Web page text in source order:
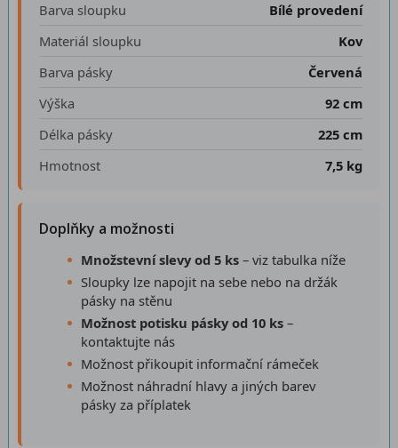
Barva sloupku
Bílé provedení
Materiál sloupku
Kov
Barva pásky
Červená
Výška
92 cm
Délka pásky
225 cm
Hmotnost
7,5 kg
Doplňky a možnosti
Množstevní slevy od 5 ks – viz tabulka níže
Sloupky lze napojit na sebe nebo na držák
pásky na stěnu
Možnost potisku pásky od 10 ks –
kontaktujte nás
Možnost přikoupit informační rámeček
Možnost náhradní hlavy a jiných barev
pásky za příplatek